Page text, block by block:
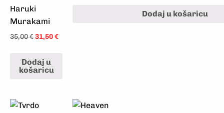
Haruki
Murakami
35,00€31,50€
Dodaj u
košaricu
Dodaj u košaricu